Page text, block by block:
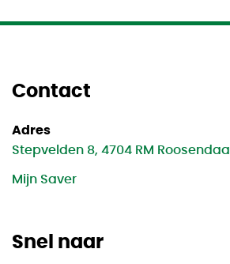
Contact
Adres
Stepvelden 8, 4704 RM Roosendaal
Mijn Saver
Snel naar